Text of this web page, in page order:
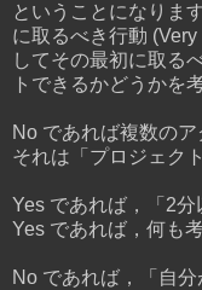
ということになりま
に取るべき行動
してその最初に取る
トできるかどうかを
No であれば複数の
それは「プロジェク
Yes であれば，「2分
Yes であれば，何も
No であれば，「自